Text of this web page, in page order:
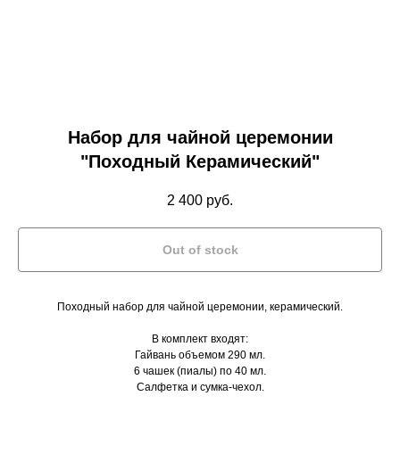
Набор для чайной церемонии
"Походный Керамический"
2 400 руб.
Out of stock
Походный набор для чайной церемонии, керамический.
В комплект входят:
Гайвань объемом 290 мл.
6 чашек (пиалы) по 40 мл.
Салфетка и сумка-чехол.